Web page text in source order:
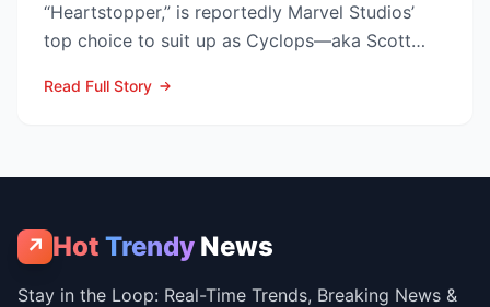
“Heartstopper,” is reportedly Marvel Studios’
top choice to suit up as Cyclops—aka Scott
Read Full Story
↗ Hot Trendy News
Stay in the Loop: Real-Time Trends, Breaking News &